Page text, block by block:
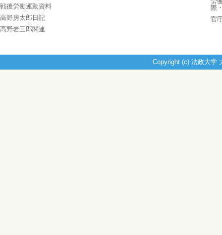
戦後労働運動資料
高野房太郎日記
高野岩三郎関連
際
官
Copyright (c) 法政大学